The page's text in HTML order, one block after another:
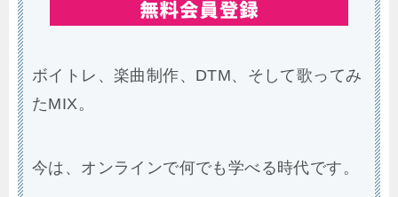
ボイトレ、楽曲制作、DTM、そして歌ってみ
たMIX。
今は、オンラインで何でも学べる時代です。